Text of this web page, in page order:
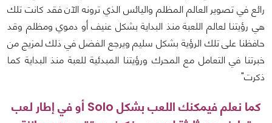
رائع في تصوير العالم المظلم واليائس الذي ترونه الآن فقد كانت تلك
هي رؤيتنا لعالم اللعبة منذ البداية بشكل عنيف أو دموي ومظلم وقد
حافظنا على تلك الرؤية بشكل سليم ويرجع الفضل في ذلك لمزيج من
خبرتنا في التعامل مع المحرك ورؤيتنا المبدئية للعبة منذ البداية كما
ذكرت"
كما نعلم فيمكنك اللعب بشكل Solo أو في إطار لعب